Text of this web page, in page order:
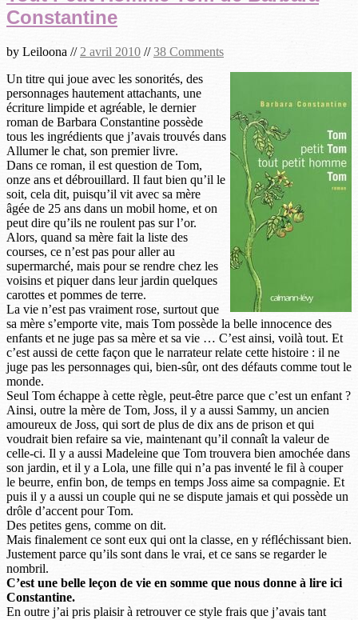
Constantine
by Leiloona // 2 avril 2010 //38 Comments
Un titre qui joue avec les sonorités, des
personnages hautement attachants, une
écriture limpide et agréable, le dernier
roman de Barbara Constantine possède
tous les ingrédients que j’avais trouvés dans
Allumer le chat, son premier livre.
Dans ce roman, il est question de Tom,
onze ans et débrouillard. Il faut bien qu’il le
soit, cela dit, puisqu’il vit avec sa mère
âgée de 25 ans dans un mobil home, et on
peut dire qu’ils ne roulent pas sur l’or.
Alors, quand sa mère fait la liste des
courses, ce n’est pas pour aller au
supermarché, mais pour se rendre chez les
voisins et piquer dans leur jardin quelques
carottes et pommes de terre.
La vie n’est pas vraiment rose, surtout que
sa mère s’emporte vite, mais Tom possède la belle innocence des
enfants et ne juge pas sa mère et sa vie … C’est ainsi, voilà tout. Et
c’est aussi de cette façon que le narrateur relate cette histoire : il ne
juge pas les personnages qui, bien-sûr, ont des défauts comme tout le
monde.
Seul Tom échappe à cette règle, peut-être parce que c’est un enfant ?
Ainsi, outre la mère de Tom, Joss, il y a aussi Sammy, un ancien
amoureux de Joss, qui sort de plus de dix ans de prison et qui
voudrait bien refaire sa vie, maintenant qu’il connaît la valeur de
celle-ci. Il y a aussi Madeleine que Tom trouvera bien amochée dans
son jardin, et il y a Lola, une fille qui n’a pas inventé le fil à couper
le beurre, enfin bon, de temps en temps Joss aime sa compagnie. Et
puis il y a aussi un couple qui ne se dispute jamais et qui possède un
drôle d’accent pour Tom.
Des petites gens, comme on dit.
Mais finalement ce sont eux qui ont la classe, en y réfléchissant bien.
Justement parce qu’ils sont dans le vrai, et ce sans se regarder le
nombril.
C’est une belle leçon de vie en somme que nous donne à lire ici
Constantine.
En outre j’ai pris plaisir à retrouver ce style frais que j’avais tant